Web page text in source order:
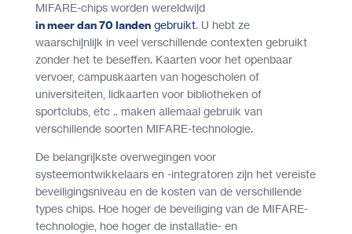
MIFARE-chips worden wereldwijd
in meer dan 70 landen gebruikt. U hebt ze
waarschijnlijk in veel verschillende contexten gebruikt
zonder het te beseffen. Kaarten voor het openbaar
vervoer, campuskaarten van hogescholen of
universiteiten, lidkaarten voor bibliotheken of
sportclubs, etc .. maken allemaal gebruik van
verschillende soorten MIFARE-technologie.
De belangrijkste overwegingen voor
systeemontwikkelaars en -integratoren zijn het vereiste
beveiligingsniveau en de kosten van de verschillende
types chips. Hoe hoger de beveiliging van de MIFARE-
technologie, hoe hoger de installatie- en